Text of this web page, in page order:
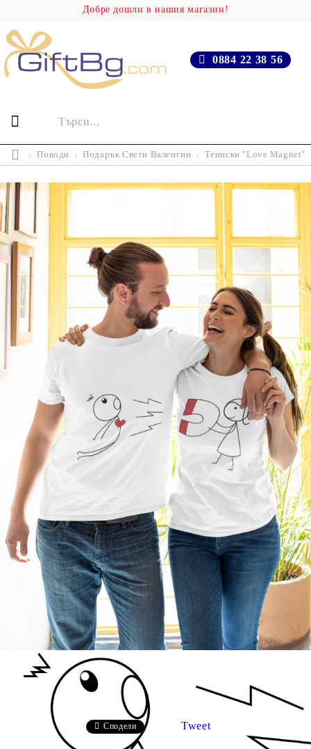
Добре дошли в нашия магазин!
0884 22 38 56
Поводи Подарък Свети Валентин Тениски "Love Magnet"
Сподели Tweet